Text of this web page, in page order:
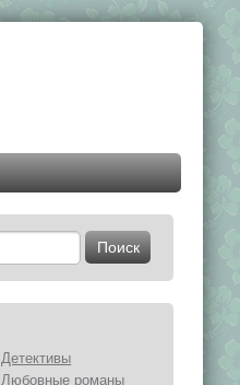
Детективы
Любовные романы